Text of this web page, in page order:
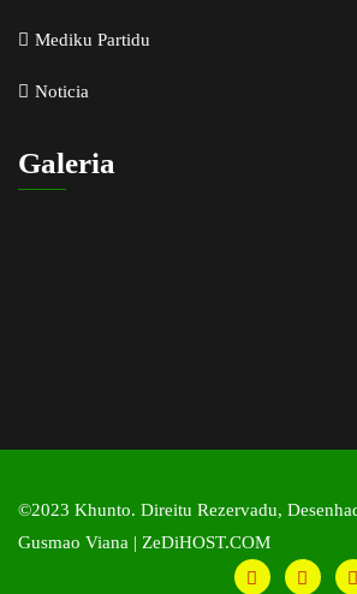
Mediku Partidu
Noticia
Galeria
©2023 Khunto. Direitu Rezervadu,
Gusmao Viana | ZeDiHOST.COM